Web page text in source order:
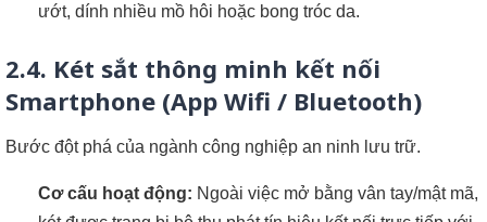
ướt, dính nhiều mồ hôi hoặc bong tróc da.
2.4. Két sắt thông minh kết nối
Smartphone (App Wifi / Bluetooth)
Bước đột phá của ngành công nghiệp an ninh lưu trữ.
Cơ cấu hoạt động: Ngoài việc mở bằng vân tay/mật mã,